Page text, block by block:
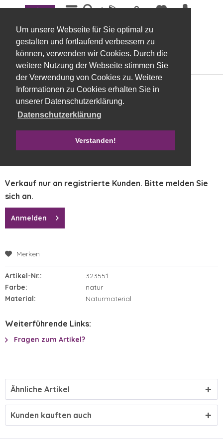
Um unsere Webseite für Sie optimal zu
gestalten und fortlaufend verbessern zu
können, verwenden wir Cookies. Durch die
weitere Nutzung der Webseite stimmen Sie
der Verwendung von Cookies zu. Weitere
Informationen zu Cookies erhalten Sie in
unserer Datenschutzerklärung.
Datenschutzerklärung
Verstanden!
Menü
Übersicht Kränze
Herz offen zum Hängen, Rebe 30 x 4 cm
natur
Verkauf nur an registrierte Kunden. Bitte melden Sie
sich an.
Anmelden
Merken
Artikel-Nr.:
323551
Farbe:
natur
Material:
Naturmaterial
Weiterführende Links:
Fragen zum Artikel?
Ähnliche Artikel
Kunden kauften auch